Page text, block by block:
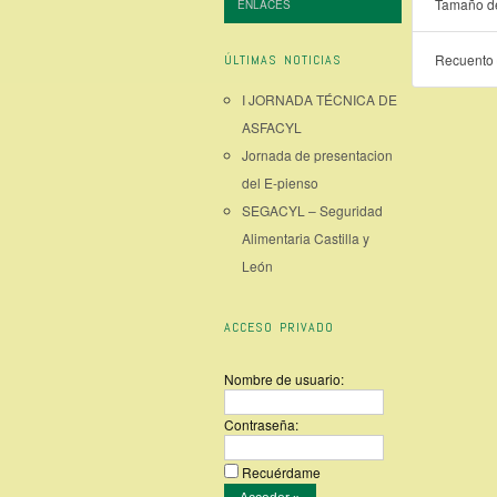
ENLACES
ÚLTIMAS NOTICIAS
I JORNADA TÉCNICA DE
ASFACYL
Jornada de presentacion
del E-pienso
SEGACYL – Seguridad
Alimentaria Castilla y
León
ACCESO PRIVADO
Nombre de usuario:
Contraseña:
Recuérdame
Tamaño